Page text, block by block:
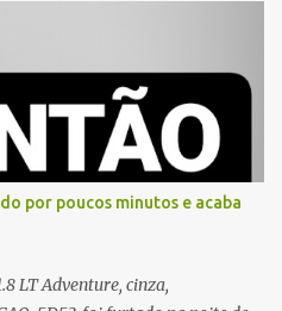
registro policial, a vítima relatou
a ser ofendida com palavras de
à Polícia Civil que mora
coagida e humilhada com a
por poucos minutos e acaba
LT Adventure, cinza,